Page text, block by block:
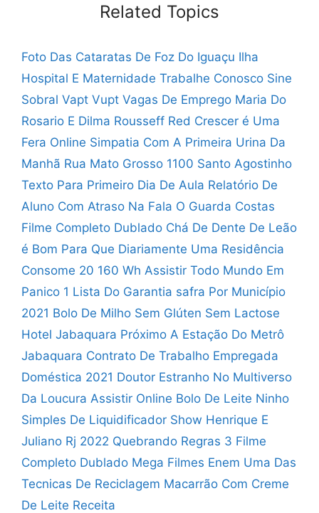
Related Topics
Foto Das Cataratas De Foz Do Iguaçu Ilha
Hospital E Maternidade Trabalhe Conosco Sine
Sobral Vapt Vupt Vagas De Emprego Maria Do
Rosario E Dilma Rousseff Red Crescer é Uma
Fera Online Simpatia Com A Primeira Urina Da
Manhã Rua Mato Grosso 1100 Santo Agostinho
Texto Para Primeiro Dia De Aula Relatório De
Aluno Com Atraso Na Fala O Guarda Costas
Filme Completo Dublado Chá De Dente De Leão
é Bom Para Que Diariamente Uma Residência
Consome 20 160 Wh Assistir Todo Mundo Em
Panico 1 Lista Do Garantia safra Por Município
2021 Bolo De Milho Sem Glúten Sem Lactose
Hotel Jabaquara Próximo A Estação Do Metrô
Jabaquara Contrato De Trabalho Empregada
Doméstica 2021 Doutor Estranho No Multiverso
Da Loucura Assistir Online Bolo De Leite Ninho
Simples De Liquidificador Show Henrique E
Juliano Rj 2022 Quebrando Regras 3 Filme
Completo Dublado Mega Filmes Enem Uma Das
Tecnicas De Reciclagem Macarrão Com Creme
De Leite Receita